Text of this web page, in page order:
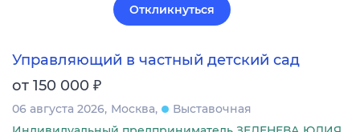
Откликнуться
Управляющий в частный детский сад
от 150 000 ₽
06 августа 2026 Москва
Выставочная